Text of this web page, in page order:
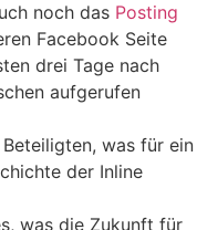
noch das Posting
Facebook Seite
drei Tage nach
aufgerufen
was für ein
der Inline
was die Zukunft für